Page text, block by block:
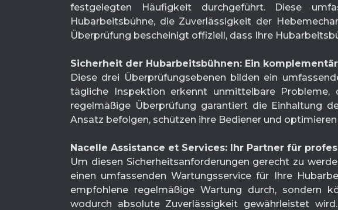
festgelegten Häufigkeit durchgeführt. Diese
Hubarbeitsbühne, die Zuverlässigkeit der
Überprüfung bescheinigt offiziell, dass Ihre
Sicherheit der Hubarbeitsbühnen: Ein
Diese drei Überprüfungsebenen bilden ein
tägliche Inspektion erkennt unmittelbare
regelmäßige Überprüfung garantiert die Einhaltung
Ansatz befolgen, schützen ihre Bediener und
Nacelle Assistance et Services: Ihr Partner für
Um diesen Sicherheitsanforderungen gerecht zu
einen umfassenden Wartungsservice für Ihre
empfohlene regelmäßige Wartung durch, sondern
wodurch absolute Zuverlässigkeit gewährleistet